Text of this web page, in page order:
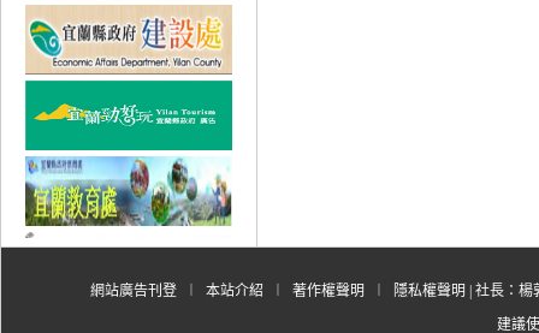
網站廣告刊登 本站介紹 著作權聲明 隱私權聲明 | 社長：
建議